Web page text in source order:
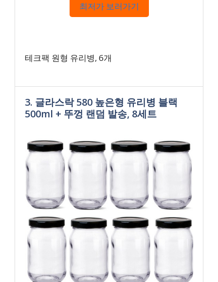
최저가 보러가기
테크팩 원형 유리병, 6개
3. 글라스락 580 높은형 유리병 블랙
500ml + 뚜껑 랜덤 발송, 8세트